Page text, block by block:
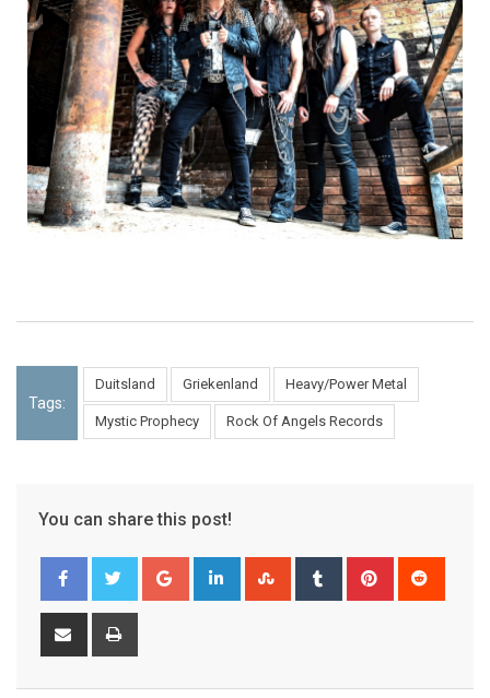
Tags:
Duitsland Griekenland Heavy/Power Metal
Mystic Prophecy Rock Of Angels Records
You can share this post!